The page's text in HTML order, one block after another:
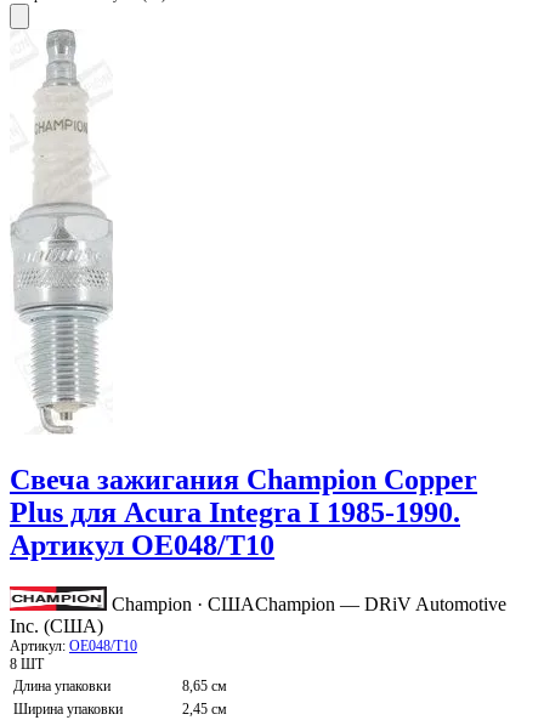
Свеча зажигания Champion Copper
Plus для Acura Integra I 1985-1990.
Артикул OE048/T10
Champion · СШАChampion — DRiV Automotive
Inc. (США)
Артикул: OE048/T10
8 ШТ
Длина упаковки
8,65 см
Ширина упаковки
2,45 см